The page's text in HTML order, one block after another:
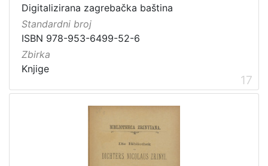
Digitalizirana zagrebačka baština
Standardni broj
ISBN 978-953-6499-52-6
Zbirka
Knjige
17